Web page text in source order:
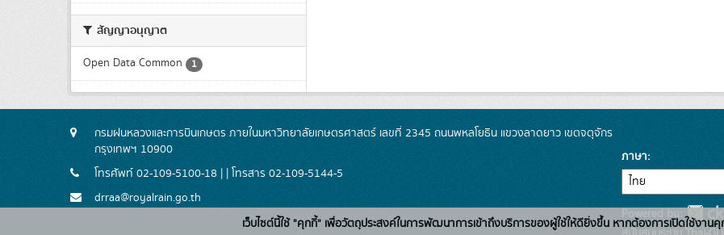
สัญญาอนุญาต
Open Data Common 1
กรมฝนหลวงและการบินเกษตร ภายในมหาวิทยาลัยเกษตรศาสตร์ เลขที่ 2345 ถนนพหลโยธิน แขวงลาดยาว เขตจตุจักร
กรุงเทพฯ 10900
โทรศัพท์ 02-109-5100-18 | | โทรสาร 02-109-5144-5
drraa@royalrain.go.th
ภาษา
Powered by:
เว็บไซต์นี้ใช้ "คุกกี้" เพื่อวัตถุประสงค์ในการพัฒนาการเข้าถึงบริการของผู้ใช้ให้ดียิ่งขึ้น หากต้องการเปิดใช้งา